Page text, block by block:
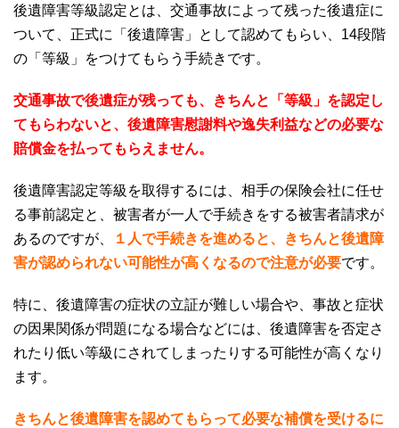
後遺障害等級認定とは、交通事故によって残った後遺症に
ついて、正式に「後遺障害」として認めてもらい、 14段階
の「等級」をつけてもらう手続きです。
交通事故で後遺症が残っても、きちんと「等級」を認定し
てもらわないと、後遺障害慰謝料や逸失利益などの必要な
賠償金を払ってもらえません。
後遺障害認定等級を取得するには、相手の保険会社に任せ
る事前認定と、被害者が一人で手続きをする被害者請求が
あるのですが、
１人で手続きを進めると、きちんと後遺障
害が認められない可能性が高くなるので注意が必要です。
特に、後遺障害の症状の立証が難しい場合や、事故と症状
の因果関係が問題になる場合などには、後遺障害を否定さ
れたり低い等級にされてしまったりする可能性が高くなり
ます。
きちんと後遺障害を認めてもらって必要な補償を受けるに